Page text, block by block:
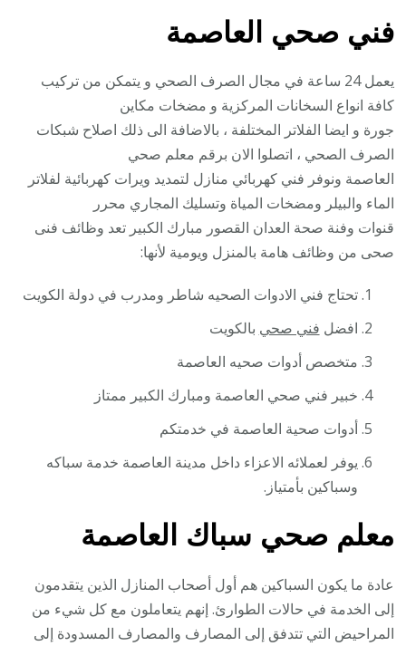
فني صحي العاصمة
يعمل 24 ساعة في مجال الصرف الصحي و يتمكن من تركيب
كافة انواع السخانات المركزية و مضخات مكاين
جورة و ايضا الفلاتر المختلفة ، بالاضافة الى ذلك اصلاح شبكات
الصرف الصحي ، اتصلوا الان برقم معلم صحي
العاصمة ونوفر فني كهربائي منازل لتمديد ويرات كهربائية لفلاتر
الماء والبيلر ومضخات المياة وتسليك المجاري محرر
قنوات وفنة صحة العدان القصور مبارك الكبير تعد وظائف فنى
صحى من وظائف هامة بالمنزل ويومية لأنها:
تحتاج فني الادوات الصحيه شاطر ومدرب في دولة الكويت
افضل فني صحي بالكويت
متخصص أدوات صحيه العاصمة
خبير فني صحي العاصمة ومبارك الكبير ممتاز
أدوات صحية العاصمة في خدمتكم
يوفر لعملائه الاعزاء داخل مدينة العاصمة خدمة سباكه
وسباكين بأمتياز.
معلم صحي سباك العاصمة
عادة ما يكون السباكين هم أول أصحاب المنازل الذين يتقدمون
إلى الخدمة في حالات الطوارئ. إنهم يتعاملون مع كل شيء من
المراحيض التي تتدفق إلى المصارف والمصارف المسدودة إلى